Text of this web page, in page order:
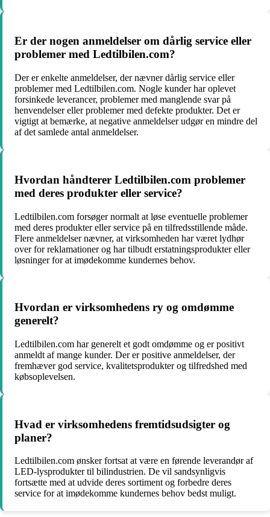
Er der nogen anmeldelser om dårlig service eller
problemer med Ledtilbilen.com?
Der er enkelte anmeldelser, der nævner dårlig service eller
problemer med Ledtilbilen.com. Nogle kunder har oplevet
forsinkede leverancer, problemer med manglende svar på
henvendelser eller problemer med defekte produkter. Det er
vigtigt at bemærke, at negative anmeldelser udgør en mindre del
af det samlede antal anmeldelser.
Hvordan håndterer Ledtilbilen.com problemer
med deres produkter eller service?
Ledtilbilen.com forsøger normalt at løse eventuelle problemer
med deres produkter eller service på en tilfredsstillende måde.
Flere anmeldelser nævner, at virksomheden har været lydhør
over for reklamationer og har tilbudt erstatningsprodukter eller
løsninger for at imødekomme kundernes behov.
Hvordan er virksomhedens ry og omdømme
generelt?
Ledtilbilen.com har generelt et godt omdømme og er positivt
anmeldt af mange kunder. Der er positive anmeldelser, der
fremhæver god service, kvalitetsprodukter og tilfredshed med
købsoplevelsen.
Hvad er virksomhedens fremtidsudsigter og
planer?
Ledtilbilen.com ønsker fortsat at være en førende leverandør af
LED-lysprodukter til bilindustrien. De vil sandsynligvis
fortsætte med at udvide deres sortiment og forbedre deres
service for at imødekomme kundernes behov bedst muligt.